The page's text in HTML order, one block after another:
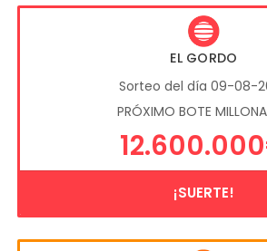
EL GORDO
Sorteo del día 09-08-
PRÓXIMO BOTE
¡SUERTE!